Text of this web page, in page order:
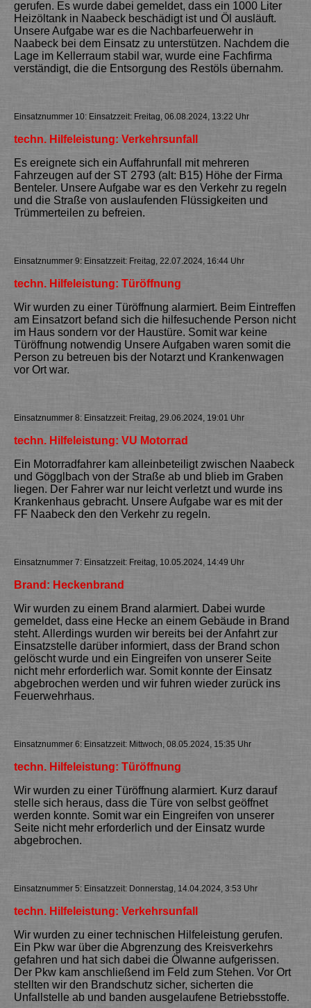
gerufen. Es wurde dabei gemeldet, dass ein 1000 Liter
Heizöltank in Naabeck beschädigt ist und Öl ausläuft.
Unsere Aufgabe war es die Nachbarfeuerwehr in
Naabeck bei dem Einsatz zu unterstützen. Nachdem die
Lage im Kellerraum stabil war, wurde eine Fachfirma
verständigt, die die Entsorgung des Restöls übernahm.
Einsatznummer 10: Einsatzzeit: Freitag, 06.08.2024, 13:22 Uhr
techn. Hilfeleistung: Verkehrsunfall
Es ereignete sich ein Auffahrunfall mit mehreren
Fahrzeugen auf der ST 2793 (alt: B15) Höhe der Firma
Benteler. Unsere Aufgabe war es den Verkehr zu regeln
und die Straße von auslaufenden Flüssigkeiten und
Trümmerteilen zu befreien.
Einsatznummer 9: Einsatzzeit: Freitag, 22.07.2024, 16:44 Uhr
techn. Hilfeleistung: Türöffnung
Wir wurden zu einer Türöffnung alarmiert. Beim Eintreffen
am Einsatzort befand sich die hilfesuchende Person nicht
im Haus sondern vor der Haustüre. Somit war keine
Türöffnung notwendig Unsere Aufgaben waren somit die
Person zu betreuen bis der Notarzt und Krankenwagen
vor Ort war.
Einsatznummer 8: Einsatzzeit: Freitag, 29.06.2024, 19:01 Uhr
techn. Hilfeleistung: VU Motorrad
Ein Motorradfahrer kam alleinbeteiligt zwischen Naabeck
und Gögglbach von der Straße ab und blieb im Graben
liegen. Der Fahrer war nur leicht verletzt und wurde ins
Krankenhaus gebracht. Unsere Aufgabe war es mit der
FF Naabeck den den Verkehr zu regeln.
Einsatznummer 7: Einsatzzeit: Freitag, 10.05.2024, 14:49 Uhr
Brand: Heckenbrand
Wir wurden zu einem Brand alarmiert. Dabei wurde
gemeldet, dass eine Hecke an einem Gebäude in Brand
steht. Allerdings wurden wir bereits bei der Anfahrt zur
Einsatzstelle darüber informiert, dass der Brand schon
gelöscht wurde und ein Eingreifen von unserer Seite
nicht mehr erforderlich war. Somit konnte der Einsatz
abgebrochen werden und wir fuhren wieder zurück ins
Feuerwehrhaus.
Einsatznummer 6: Einsatzzeit: Mittwoch, 08.05.2024, 15:35 Uhr
techn. Hilfeleistung: Türöffnung
Wir wurden zu einer Türöffnung alarmiert. Kurz darauf
stelle sich heraus, dass die Türe von selbst geöffnet
werden konnte. Somit war ein Eingreifen von unserer
Seite nicht mehr erforderlich und der Einsatz wurde
abgebrochen.
Einsatznummer 5: Einsatzzeit: Donnerstag, 14.04.2024, 3:53 Uhr
techn. Hilfeleistung: Verkehrsunfall
Wir wurden zu einer technischen Hilfeleistung gerufen.
Ein Pkw war über die Abgrenzung des Kreisverkehrs
gefahren und hat sich dabei die Ölwanne aufgerissen.
Der Pkw kam anschließend im Feld zum Stehen. Vor Ort
stellten wir den Brandschutz sicher, sicherten die
Unfallstelle ab und banden ausgelaufene Betriebsstoffe.